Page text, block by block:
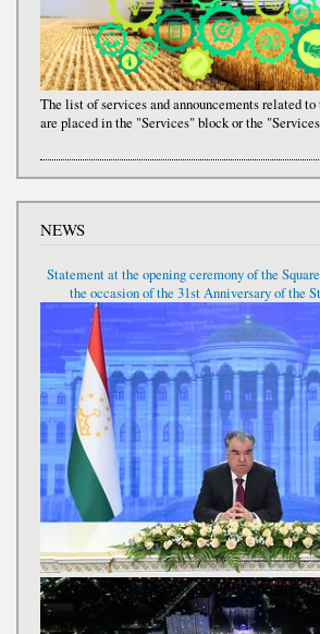
The list of services and announcements related
are placed in the "Services" block or the
NEWS
Statement at the opening ceremony of the
the occasion of the 31st Anniversary of the